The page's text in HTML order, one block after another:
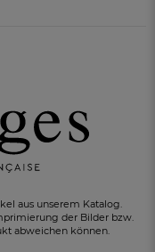
aus unserem Katalog.
der Bilder bzw.
abweichen können.